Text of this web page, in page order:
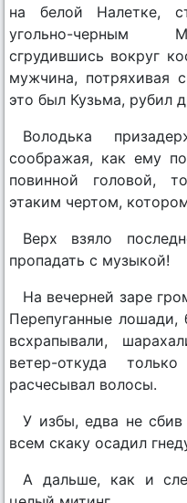
на белой Налетке,
угольно-черным
сгрудившись вокруг
мужчина, потряхивая
это был Кузьма, рубил
Володька
соображая, как ему
повинной головой,
этаким чертом,
Верх взяло
пропадать с музыкой!
На вечерней заре
Перепуганные лошади,
всхрапывали,
ветер-откуда
расчесывал волосы.
У избы, едва не
всем скаку осадил
А дальше, как и